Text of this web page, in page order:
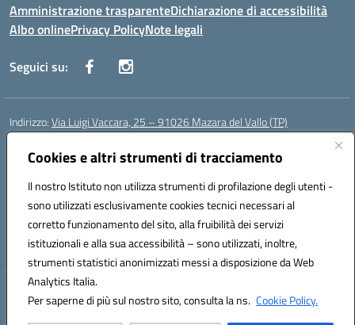
Cookies e altri strumenti di tracciamento
Il nostro Istituto non utilizza strumenti di profilazione degli utenti -
sono utilizzati esclusivamente cookies tecnici necessari al
corretto funzionamento del sito, alla fruibilità dei servizi
istituzionali e alla sua accessibilità – sono utilizzati, inoltre,
strumenti statistici anonimizzati messi a disposizione da Web
Analytics Italia.
Per saperne di più sul nostro sito, consulta la ns. Cookie Policy.
Amministrazione trasparenteDichiarazione di accessibilità
Albo onlinePrivacy PolicyNote legali
Seguici su:
Indirizzo:Via Luigi Vaccara, 25 – 91026 Mazara del Vallo (TP)
Centralino:
Posta elettronica certificata (PEC):tpic843007@pec.istruzione.it
Codice fiscale: 91036660818
Codice meccanografico:tpic843007
Codice Indice delle Pubbliche Amministrazioni (IPA): icggp
Codice unico di fatturazione (CUF): UFYPS3
Hosting & Powered by 3D Solution S.r.l.
Concept & Design by Designers Italia